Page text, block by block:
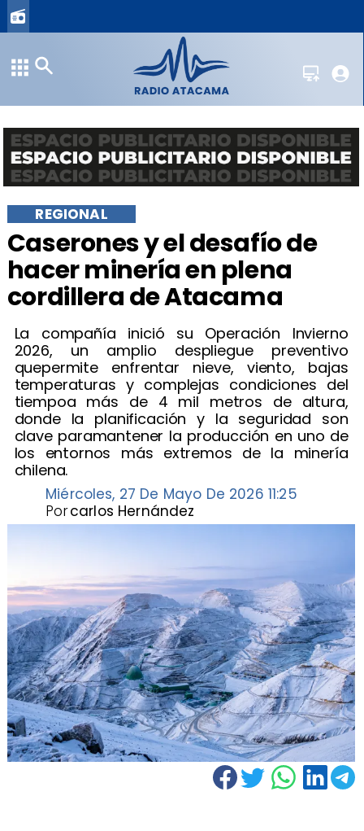
Caserones y el desafío de
hacer minería en plena
cordillera de Atacama
​​La compañía inició su Operación Invierno
2026, un amplio despliegue preventivo
quepermite enfrentar nieve, viento, bajas
temperaturas y complejas condiciones del
tiempoa más de 4 mil metros de altura,
donde la planificación y la seguridad son
clave paramantener la producción en uno de
los entornos más extremos de la minería
chilena.
REGIONAL
Miércoles, 27 De Mayo De 2026 11:25
carlos Hernández
Por